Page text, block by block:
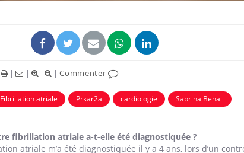
| | |Commenter
Fibrillation atriale Prkar2a cardiologie Sabrina Benali
fibrillation atriale a-t-elle été diagnostiquée ?
atriale m’a été diagnostiquée il y a 4 ans, lors d’un
2026, l'insuline dans le diabète de type 2
L'été arrive… et